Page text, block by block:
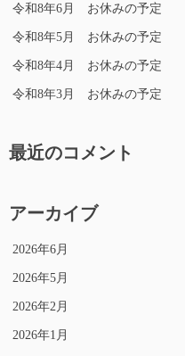
令和8年6月 お休みの予定
令和8年5月 お休みの予定
令和8年4月 お休みの予定
令和8年3月 お休みの予定
最近のコメント
アーカイブ
2026年6月
2026年5月
2026年2月
2026年1月